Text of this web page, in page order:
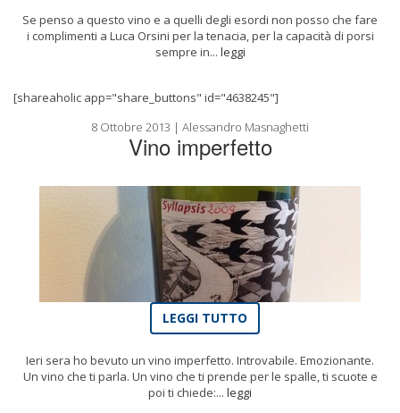
Se penso a questo vino e a quelli degli esordi non posso che fare
i complimenti a Luca Orsini per la tenacia, per la capacità di porsi
sempre in... leggi
[shareaholic app="share_buttons" id="4638245"]
8 Ottobre 2013 | Alessandro Masnaghetti
Vino imperfetto
LEGGI TUTTO
Ieri sera ho bevuto un vino imperfetto. Introvabile. Emozionante.
Un vino che ti parla. Un vino che ti prende per le spalle, ti scuote e
poi ti chiede:... leggi